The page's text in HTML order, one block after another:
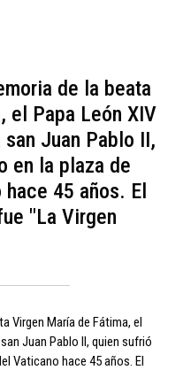
de la beata
el Papa León XIV
Juan Pablo II,
en la plaza de
45 años. El
"La Virgen
Virgen María de Fátima, el
Juan Pablo II, quien sufrió
Vaticano hace 45 años. El